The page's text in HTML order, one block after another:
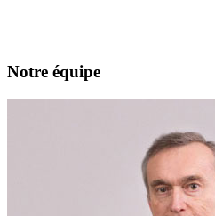
Notre équipe